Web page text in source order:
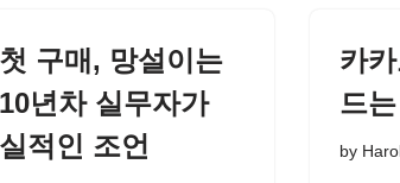
구매, 망설이는
년차 실무자가
적인 조언
카
드
by